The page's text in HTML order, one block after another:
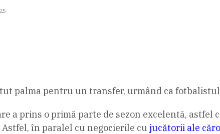
palma pentru un transfer, urmând ca
a prins o primă parte de sezon excelentă,
în paralel cu negocierile cu jucătorii ale